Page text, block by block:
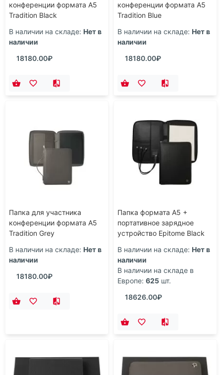
конференции формата А5
Tradition Black
В наличии на складе: Нет в
наличии
18180.00₽
конференции формата А5
Tradition Blue
В наличии на складе: Нет в
наличии
18180.00₽
Папка для участника
конференции формата А5
Tradition Grey
В наличии на складе: Нет в
наличии
18180.00₽
Папка формата А5 +
портативное зарядное
устройство Epitome Black
В наличии на складе: Нет в
наличии
В наличии на складе в
Европе: 625 шт.
18626.00₽